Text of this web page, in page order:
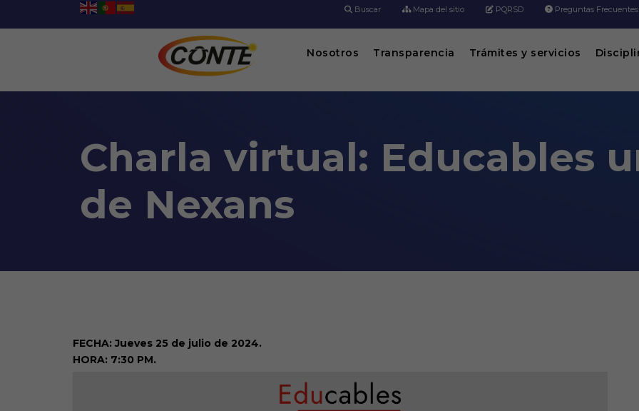
Buscar Mapa del sitio PQRSD Preguntas Frecuentes
Nosotros Transparencia Trámites y servicios
Charla virtual: Educables
de Nexans
Webinario, Videoconferencia en plataformas digitales
FECHA: Jueves 25 de julio de 2024.
HORA: 7:30 PM.